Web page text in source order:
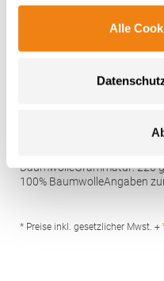
Alle
Hochwertig verarbeitete
BaumwolleGrammatur: 220
100% BaumwolleAngaben
* Preise inkl. gesetzlicher Mwst. +